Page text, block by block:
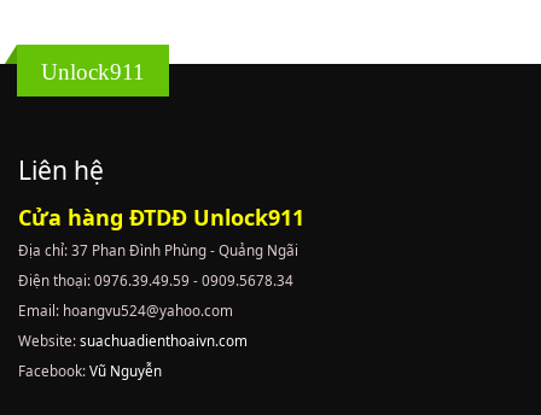
Unlock911
Liên hệ
Cửa hàng ĐTDĐ Unlock911
Địa chỉ: 37 Phan Đình Phùng - Quảng Ngãi
Điện thoại: 0976.39.49.59 - 0909.5678.34
Email: hoangvu524@yahoo.com
Website:suachuadienthoaivn.com
Facebook:Vũ Nguyễn